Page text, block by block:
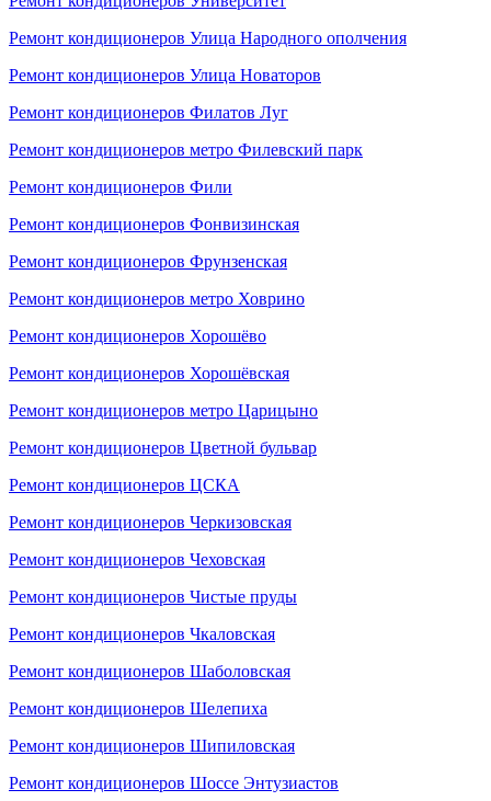
Ремонт кондиционеров Улица Народного ополчения
Ремонт кондиционеров Улица Новаторов
Ремонт кондиционеров Филатов Луг
Ремонт кондиционеров метро Филевский парк
Ремонт кондиционеров Фили
Ремонт кондиционеров Фонвизинская
Ремонт кондиционеров Фрунзенская
Ремонт кондиционеров метро Ховрино
Ремонт кондиционеров Хорошёво
Ремонт кондиционеров Хорошёвская
Ремонт кондиционеров метро Царицыно
Ремонт кондиционеров Цветной бульвар
Ремонт кондиционеров ЦСКА
Ремонт кондиционеров Черкизовская
Ремонт кондиционеров Чеховская
Ремонт кондиционеров Чистые пруды
Ремонт кондиционеров Чкаловская
Ремонт кондиционеров Шаболовская
Ремонт кондиционеров Шелепиха
Ремонт кондиционеров Шипиловская
Ремонт кондиционеров Шоссе Энтузиастов